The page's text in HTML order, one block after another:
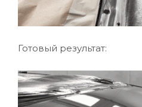
Готовый результат: